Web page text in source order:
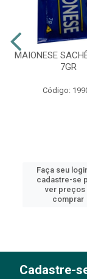
MAIONESE
7GR
Código:
Faça seu
cadastre-se
ver preços
comprar
Cadastre-